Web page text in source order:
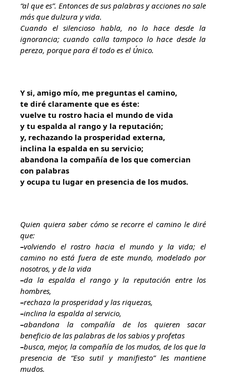
“al que es”. Entonces de sus palabras y acciones no sale
más que dulzura y vida.
Cuando el silencioso habla, no lo hace desde la
ignorancia; cuando calla tampoco lo hace desde la
pereza, porque para él todo es el Único.
Y si, amigo mío, me preguntas el camino,
te diré claramente que es éste:
vuelve tu rostro hacia el mundo de vida
y tu espalda al rango y la reputación;
y, rechazando la prosperidad externa,
inclina la espalda en su servicio;
abandona la compañía de los que comercian
con palabras
y ocupa tu lugar en presencia de los mudos.
Quien quiera saber cómo se recorre el camino le diré
que:
–volviendo el rostro hacia el mundo y la vida; el
camino no está fuera de este mundo, modelado por
nosotros, y de la vida
–da la espalda el rango y la reputación entre los
hombres,
–rechaza la prosperidad y las riquezas,
–inclina la espalda al servicio,
–abandona la compañía de los quieren sacar
beneficio de las palabras de los sabios y profetas
–busca, mejor, la compañía de los mudos, de los que la
presencia de “Eso sutil y manifiesto” les mantiene
mudos.